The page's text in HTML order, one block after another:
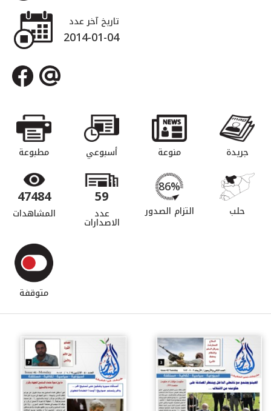
تاريخ آخر عدد
2014-01-04
جريدة منوعة أسبوعي مطبوعة
حلب
86%
التزام الصدور
59
عدد
الاصدارات
47484
المشاهدات
متوقفة